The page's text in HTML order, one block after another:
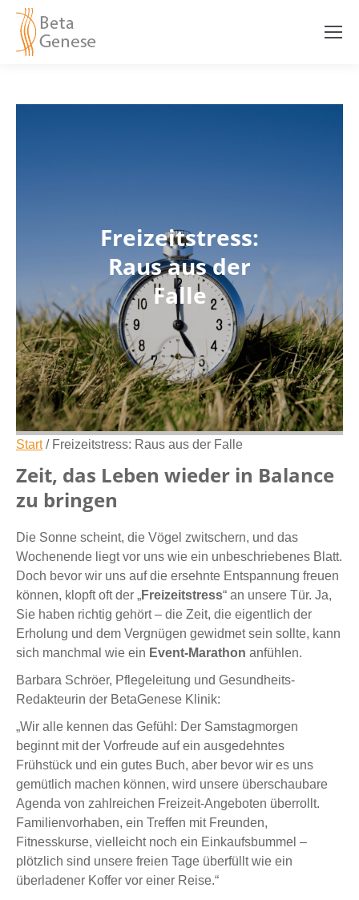
Freizeitstress:
Raus aus der
Falle
Start/ Freizeitstress: Raus aus der Falle
Zeit, das Leben wieder in Balance
zu bringen
Die Sonne scheint, die Vögel zwitschern, und das
Wochenende liegt vor uns wie ein unbeschriebenes Blatt.
Doch bevor wir uns auf die ersehnte Entspannung freuen
können, klopft oft der „Freizeitstress“ an unsere Tür. Ja,
Sie haben richtig gehört – die Zeit, die eigentlich der
Erholung und dem Vergnügen gewidmet sein sollte, kann
sich manchmal wie ein Event-Marathon anfühlen.
Barbara Schröer, Pflegeleitung und Gesundheits-
Redakteurin der BetaGenese Klinik:
„Wir alle kennen das Gefühl: Der Samstagmorgen
beginnt mit der Vorfreude auf ein ausgedehntes
Frühstück und ein gutes Buch, aber bevor wir es uns
gemütlich machen können, wird unsere überschaubare
Agenda von zahlreichen Freizeit-Angeboten überrollt.
Familienvorhaben, ein Treffen mit Freunden,
Fitnesskurse, vielleicht noch ein Einkaufsbummel –
plötzlich sind unsere freien Tage überfüllt wie ein
überladener Koffer vor einer Reise.“